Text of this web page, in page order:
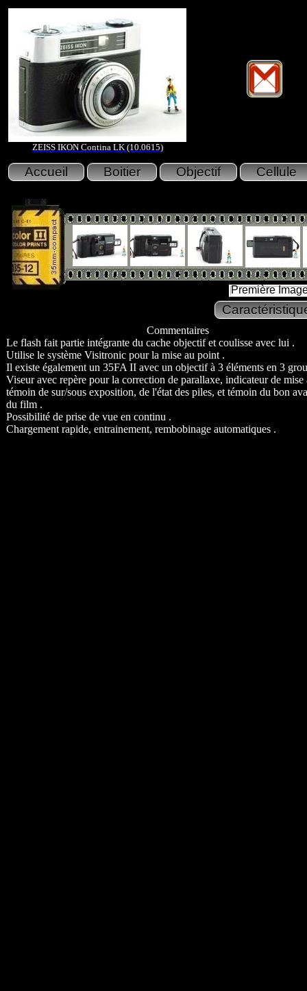
ZEISS IKON Contina LK (10.0615)
Première
Commentaires
Le flash fait partie intégrante du cache objectif et coulisse avec lui .
Utilise le système Visitronic pour la mise au point .
Il existe également un 35FA II avec un objectif à 3 éléments en 3
Viseur avec repère pour la correction de parallaxe, indicateur de mise
témoin de sur/sous exposition, de l'état des piles, et témoin du bon
du film .
Possibilité de prise de vue en continu .
Chargement rapide, entrainement, rembobinage automatiques .